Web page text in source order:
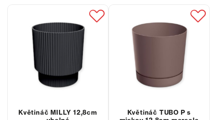
Květináč MILLY 12,8cm
Květináč TUBO P s